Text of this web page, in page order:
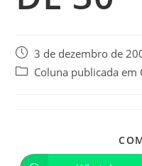
3 de dezembro de
Coluna publicada em